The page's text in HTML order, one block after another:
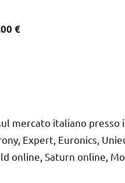
€
mercato italiano
Expert, Euronics,
online, Saturn online,